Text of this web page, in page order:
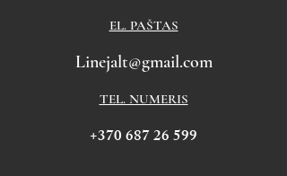
EL. PAŠTAS
Linejalt@gmail.com
TEL. NUMERIS
+370 687 26 599